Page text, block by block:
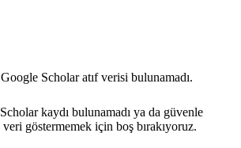
Scholar atıf verisi bulunamadı.
kaydı bulunamadı ya da güvenle
göstermemek için boş bırakıyoruz.